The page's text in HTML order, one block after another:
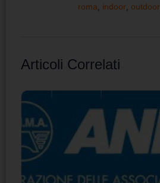
roma, indoor, outdoor
Articoli Correlati